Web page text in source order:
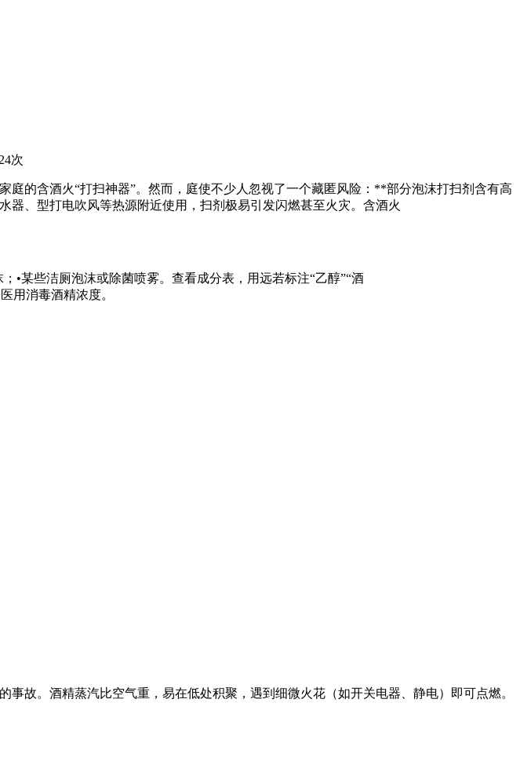
次
庭的含酒火“打扫神器”。然而，庭使不少人忽视了一个藏匿风险：**部分泡沫打扫剂含有高
、型打电吹风等热源附近使用，扫剂极易引发闪燃甚至火灾。含酒火
•某些洁厕泡沫或除菌喷雾。查看成分表，用远若标注“乙醇”“酒
用消毒酒精浓度。
故。酒精蒸汽比空气重，易在低处积聚，遇到细微火花（如开关电器、静电）即可点燃。